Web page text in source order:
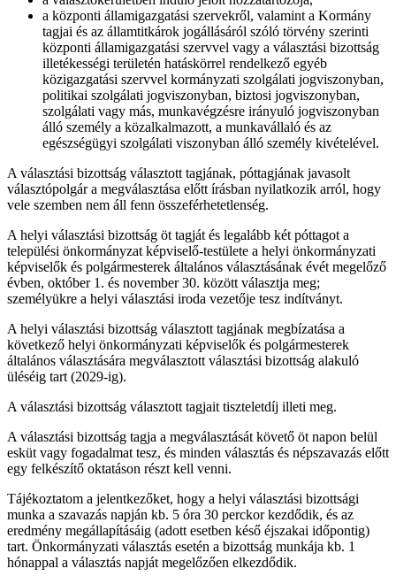
a központi államigazgatási szervekről, valamint a Kormány
tagjai és az államtitkárok jogállásáról szóló törvény szerinti
központi államigazgatási szervvel vagy a választási bizottság
illetékességi területén hatáskörrel rendelkező egyéb
közigazgatási szervvel kormányzati szolgálati jogviszonyban,
politikai szolgálati jogviszonyban, biztosi jogviszonyban,
szolgálati vagy más, munkavégzésre irányuló jogviszonyban
álló személy a közalkalmazott, a munkavállaló és az
egészségügyi szolgálati viszonyban álló személy kivételével.
A választási bizottság választott tagjának, póttagjának javasolt
választópolgár a megválasztása előtt írásban nyilatkozik arról, hogy
vele szemben nem áll fenn összeférhetetlenség.
A helyi választási bizottság öt tagját és legalább két póttagot a
települési önkormányzat képviselő-testülete a helyi önkormányzati
képviselők és polgármesterek általános választásának évét megelőző
évben, október 1. és november 30. között választja meg;
személyükre a helyi választási iroda vezetője tesz indítványt.
A helyi választási bizottság választott tagjának megbízatása a
következő helyi önkormányzati képviselők és polgármesterek
általános választására megválasztott választási bizottság alakuló
üléséig tart (2029-ig).
A választási bizottság választott tagjait tiszteletdíj illeti meg.
A választási bizottság tagja a megválasztását követő öt napon belül
esküt vagy fogadalmat tesz, és minden választás és népszavazás előtt
egy felkészítő oktatáson részt kell venni.
Tájékoztatom a jelentkezőket, hogy a helyi választási bizottsági
munka a szavazás napján kb. 5 óra 30 perckor kezdődik, és az
eredmény megállapításáig (adott esetben késő éjszakai időpontig)
tart. Önkormányzati választás esetén a bizottság munkája kb. 1
hónappal a választás napját megelőzően elkezdődik.